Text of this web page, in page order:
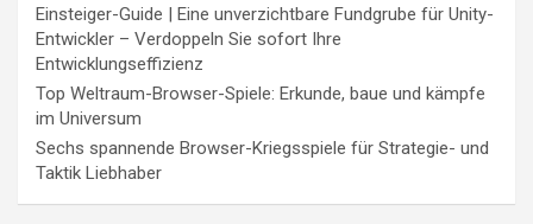
Einsteiger-Guide | Eine unverzichtbare Fundgrube für Unity-
Entwickler – Verdoppeln Sie sofort Ihre
Entwicklungseffizienz
Top Weltraum-Browser-Spiele: Erkunde, baue und kämpfe
im Universum
Sechs spannende Browser-Kriegsspiele für Strategie- und
Taktik Liebhaber